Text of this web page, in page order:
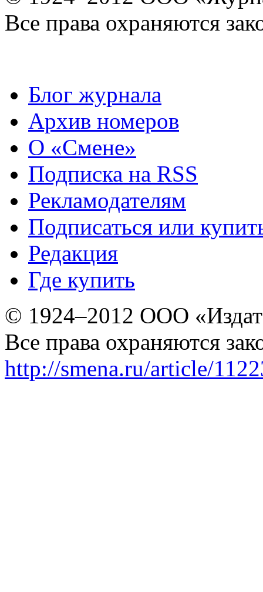
Все права охраняются
Блог журнала
Архив номеров
О «Смене»
Подписка на RSS
Рекламодателям
Подписаться или
Редакция
Где купить
© 1924–2012 ООО
Все права охраняются
http://smena.ru/article/